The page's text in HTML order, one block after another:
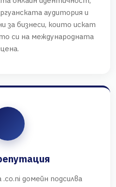
аудитория и
за бизнеси, които искат
си на международната
домейн подсилва